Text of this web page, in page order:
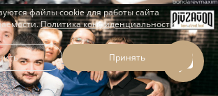
файлы cookie для работы сайта
Политика конфиденциальности
Принять